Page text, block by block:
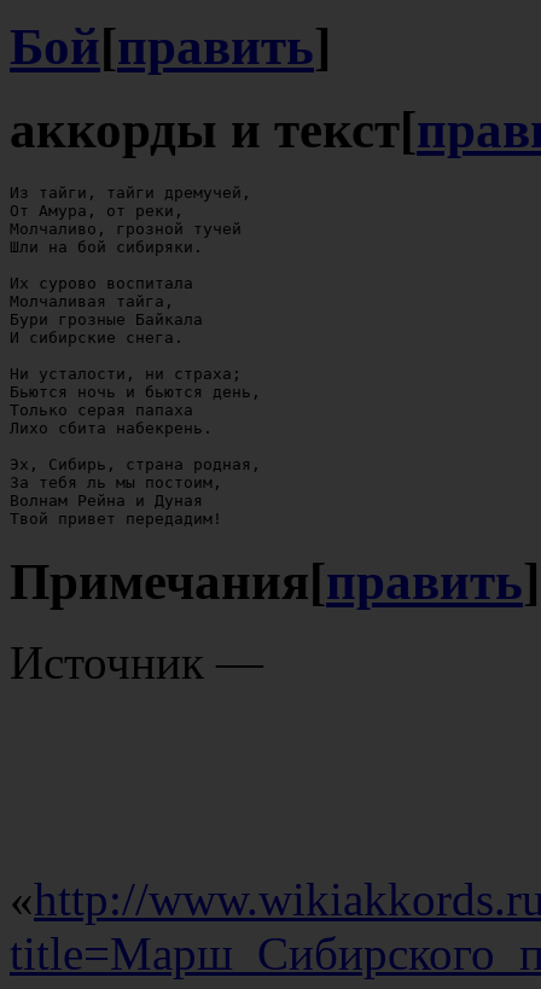
Бой[править]
аккорды и текст[
Из тайги, тайги дремучей,
От Амура, от реки,
Молчаливо, грозной тучей
Шли на бой сибиряки.
Их сурово воспитала
Молчаливая тайга,
Бури грозные Байкала
И сибирские снега.
Ни усталости, ни страха;
Бьются ночь и бьются день,
Только серая папаха
Лихо сбита набекрень.
Эх, Сибирь, страна родная,
За тебя ль мы постоим,
Волнам Рейна и Дуная
Примечания[править]
Источник —
«http://